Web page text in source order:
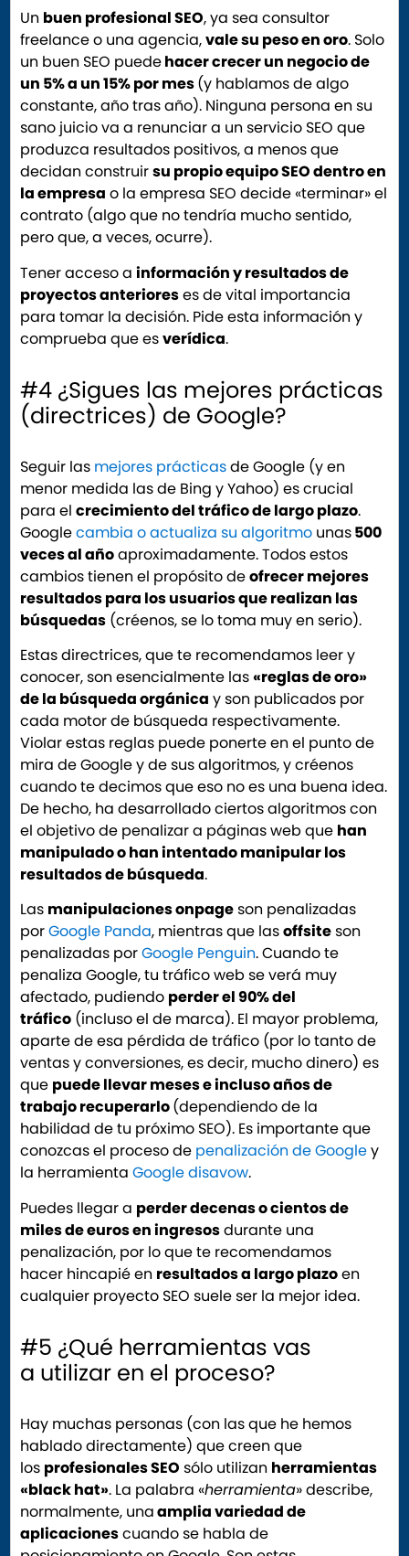
Un buen profesional SEO, ya sea consultor
freelance o una agencia,vale su peso en oro. Solo
un buen SEO puedehacer crecer un negocio de
un 5% a un 15% por mes(y hablamos de algo
constante, año tras año). Ninguna persona en su
sano juicio va a renunciar a un servicio SEO que
produzca resultados positivos, a menos que
decidan construirsu propio equipo SEO dentro en
la empresa o la empresa SEO decide «terminar» el
contrato (algo que no tendría mucho sentido,
pero que, a veces, ocurre).
Tener acceso ainformación y resultados de
proyectos anterioreses de vital importancia
para tomar la decisión. Pide esta información y
comprueba que esverídica.
#4 ¿Sigues las mejores prácticas
(directrices) de Google?
Seguir las mejores prácticasde Google (y en
menor medida las de Bing y Yahoo) es crucial
para elcrecimiento del tráfico de largo plazo.
Googlecambia o actualiza su algoritmo unas500
veces al añoaproximadamente. Todos estos
cambios tienen el propósito deofrecer mejores
resultados para los usuarios que realizan las
búsquedas (créenos, se lo toma muy en serio).
Estas directrices, que te recomendamos leer y
conocer, son esencialmente las«reglas de oro»
de la búsqueda orgánica y son publicados por
cada motor de búsqueda respectivamente.
Violar estas reglas puede ponerte en el punto de
mira de Google y de sus algoritmos, y créenos
cuando te decimos que eso no es una buena idea.
De hecho, ha desarrollado ciertos algoritmos con
el objetivo de penalizar a páginas web que han
manipulado o han intentado manipular los
resultados de búsqueda.
Las manipulaciones onpageson penalizadas
porGoogle Panda, mientras que lasoffsiteson
penalizadas porGoogle Penguin. Cuando te
penaliza Google, tu tráfico web se verá muy
afectado, pudiendo perder el 90% del
tráfico (incluso el de marca). El mayor problema,
aparte de esa pérdida de tráfico (por lo tanto de
ventas y conversiones, es decir, mucho dinero) es
que puede llevar meses e incluso años de
trabajo recuperarlo(dependiendo de la
habilidad de tu próximo SEO). Es importante que
conozcas el proceso de penalización de Googley
la herramientaGoogle disavow.
Puedes llegar a perder decenas o cientos de
miles de euros en ingresosdurante una
penalización, por lo que te recomendamos
hacer hincapié en resultados a largo plazoen
cualquier proyecto SEO suele ser la mejor idea.
#5 ¿Qué herramientas vas
a utilizar en el proceso?
Hay muchas personas (con las que he hemos
hablado directamente) que creen que
los profesionales SEO sólo utilizan herramientas
«black hat». La palabra «herramienta» describe,
normalmente, unaamplia variedad de
aplicacionescuando se habla de